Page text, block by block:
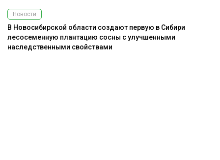
Новости
В Новосибирской области создают первую в Сибири
лесосеменную плантацию сосны с улучшенными
наследственными свойствами